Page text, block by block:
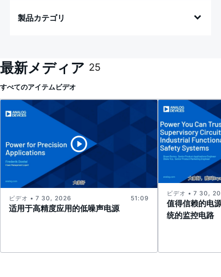
製品カテゴリ
最新メディア 25
すべてのアイテムビデオ
适用于高精度应用的低噪声电源
ビデオ • 7 30, 2026 51:09
值得信赖的电
统的监控电路
ビデオ • 7 30,